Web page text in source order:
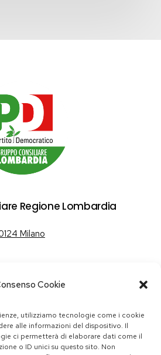
Cookie
utilizziamo tecnologie come i cookie
alle informazioni del dispositivo. Il
ci permetterà di elaborare dati come il
o ID unici su questo sito. Non
Regione Lombardia
Milano
|Politica sui cookie